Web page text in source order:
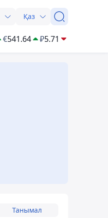
Қаз
€541.64 ₽5.71
Танымал